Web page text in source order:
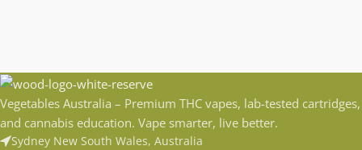
Vegetables Australia – Premium THC vapes, lab-tested cartridges,
and cannabis education. Vape smarter, live better.
Sydney New South Wales, Australia